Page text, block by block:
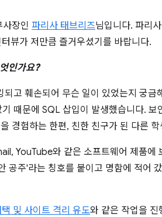
장인 파리사 태브리즈님입니다. 파리
뷰가 저만큼 즐거우셨기를 바랍니다.
인가요?
고 훼손되어 무슨 일이 있었는지 궁금
때문에 SQL 삽입이 발생했습니다. 보
경험하는 한편, 친한 친구가 된 다른
YouTube와 같은 소프트웨어 제품에
공주'라는 칭호를 붙이고 명함에 적어
및 사이트 격리 유도와 같은 작업을 진